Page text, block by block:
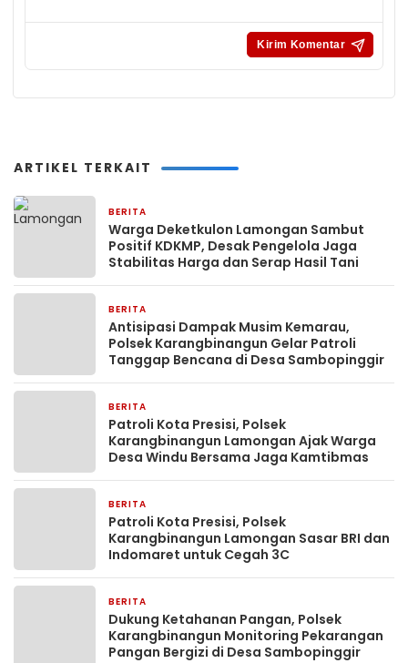
ARTIKEL TERKAIT
BERITA
Warga Deketkulon Lamongan Sambut
Positif KDKMP, Desak Pengelola Jaga
Stabilitas Harga dan Serap Hasil Tani
BERITA
Antisipasi Dampak Musim Kemarau,
Polsek Karangbinangun Gelar Patroli
Tanggap Bencana di Desa Sambopinggir
BERITA
Patroli Kota Presisi, Polsek
Karangbinangun Lamongan Ajak Warga
Desa Windu Bersama Jaga Kamtibmas
BERITA
Patroli Kota Presisi, Polsek
Karangbinangun Lamongan Sasar BRI dan
Indomaret untuk Cegah 3C
BERITA
Dukung Ketahanan Pangan, Polsek
Karangbinangun Monitoring Pekarangan
Pangan Bergizi di Desa Sambopinggir